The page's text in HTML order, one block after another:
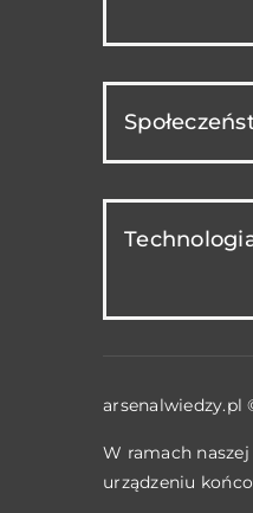
arsenalwiedzy.pl
W ramach
urządzeniu